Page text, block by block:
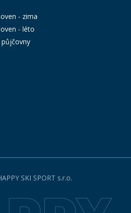
- zima
- léto
SKI SPORT s.r.o.